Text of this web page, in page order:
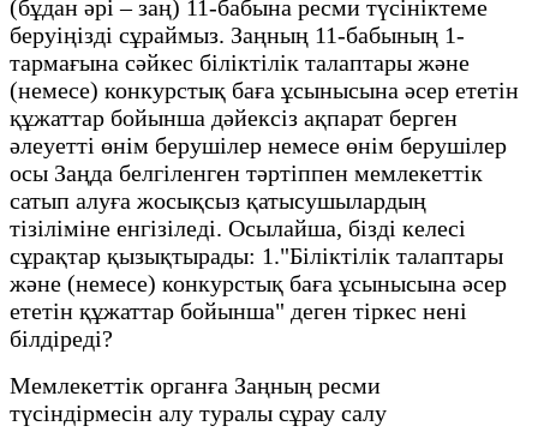
(бұдан әрі – заң) 11-бабына ресми түсініктеме
беруіңізді сұраймыз. Заңның 11-бабының 1-
тармағына сәйкес біліктілік талаптары және
(немесе) конкурстық баға ұсынысына әсер ететін
құжаттар бойынша дәйексіз ақпарат берген
әлеуетті өнім берушілер немесе өнім берушілер
осы Заңда белгіленген тәртіппен мемлекеттік
сатып алуға жосықсыз қатысушылардың
тізіліміне енгізіледі. Осылайша, бізді келесі
сұрақтар қызықтырады: 1."Біліктілік талаптары
және (немесе) конкурстық баға ұсынысына әсер
ететін құжаттар бойынша" деген тіркес нені
білдіреді?
Мемлекеттік органға Заңның ресми
түсіндірмесін алу туралы сұрау салу